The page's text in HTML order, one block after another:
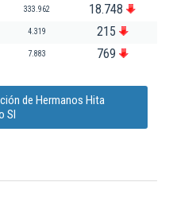
333.962 18.748
4.319 215
7.883 769
de Hermanos Hita
Sl